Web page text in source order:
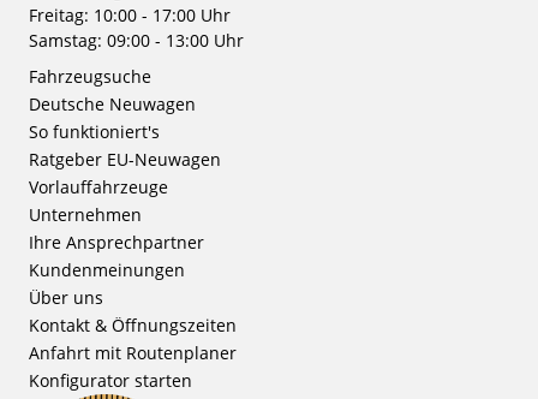
Freitag: 10:00 - 17:00 Uhr
Samstag: 09:00 - 13:00 Uhr
Fahrzeugsuche
Deutsche Neuwagen
So funktioniert's
Ratgeber EU-Neuwagen
Vorlauffahrzeuge
Unternehmen
Ihre Ansprechpartner
Kundenmeinungen
Über uns
Kontakt & Öffnungszeiten
Anfahrt mit Routenplaner
Konfigurator starten